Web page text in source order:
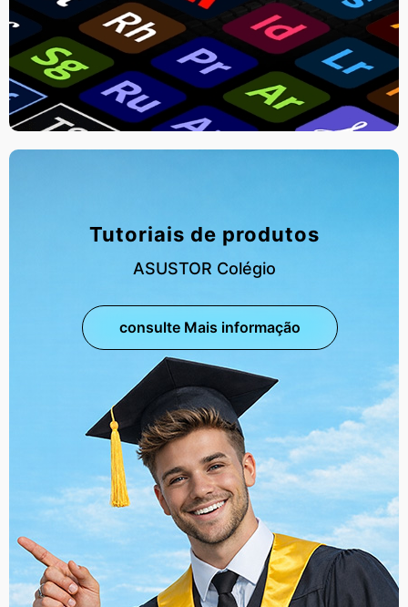
Tutoriais de produtos
ASUSTOR Colégio
consulte Mais informação